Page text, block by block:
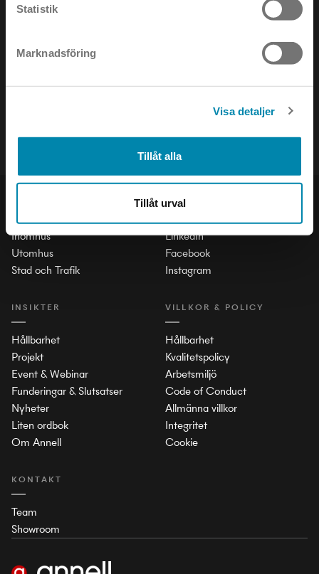
Statistik
Marknadsföring
Visa detaljer
Tillåt alla
Tillåt urval
NYHETSBREV
Håll dig uppdaterad om det senaste inom ljusets värld!
Inomhus
Utomhus
Stad och Trafik
INSIKTER
Hållbarhet
Projekt
Event & Webinar
Funderingar & Slutsatser
Nyheter
Liten ordbok
Om Annell
KONTAKT
Team
Showroom
SOCIAL
LinkedIn
Facebook
Instagram
VILLKOR & POLICY
Hållbarhet
Kvalitetspolicy
Arbetsmiljö
Code of Conduct
Allmänna villkor
Integritet
Cookie